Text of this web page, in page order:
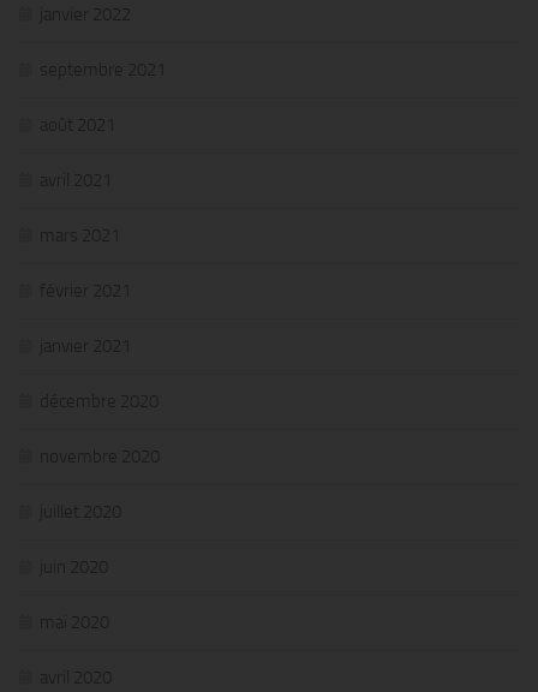
janvier 2022
septembre 2021
août 2021
avril 2021
mars 2021
février 2021
janvier 2021
décembre 2020
novembre 2020
juillet 2020
juin 2020
mai 2020
avril 2020